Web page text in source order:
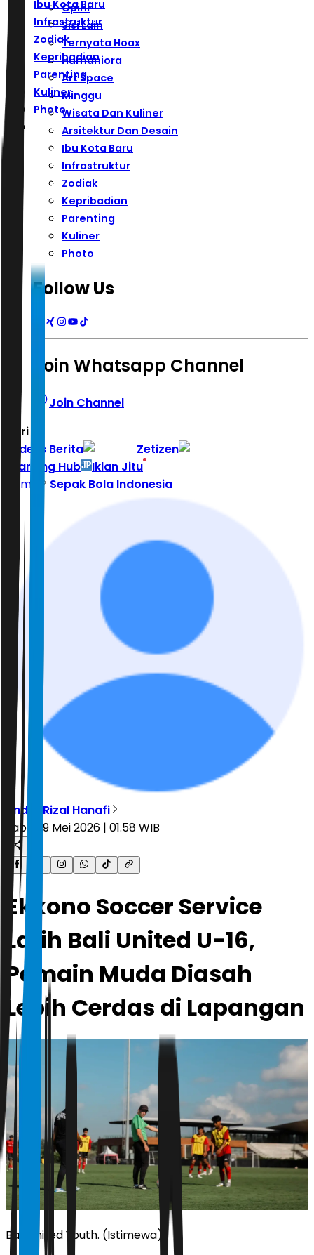
Ibu Kota Baru
Infrastruktur
Zodiak
Kepribadian
Parenting
Kuliner
Photo
Opini
Sisi Lain
Ternyata Hoax
Humaniora
Art Space
Minggu
Wisata Dan Kuliner
Arsitektur Dan Desain
Ibu Kota Baru
Infrastruktur
Zodiak
Kepribadian
Parenting
Kuliner
Photo
Follow Us
Join Whatsapp Channel
Join Channel
Hari ini
Indeks Berita
Zetizen
Learning Hub
Iklan Jitu
Home
Sepak Bola Indonesia
Andre Rizal Hanafi
Sabtu, 9 Mei 2026 | 01.58 WIB
Ekkono Soccer Service
Latih Bali United U-16,
Pemain Muda Diasah
Lebih Cerdas di Lapangan
Bali United Youth. (Istimewa)